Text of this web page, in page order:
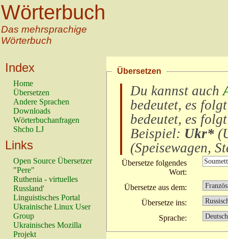
Wörterbuch
Das mehrsprachige
Wörterbuch
Index
Home
Übersetzen
Andere Sprachen
Downloads
Wörterbuchanfragen
Shcho LJ
Links
Open Source Übersetzer
"Pere"
Ruthenia - virtuelles
Russland'
Linguistisches Portal
Ukrainische Linux User
Group
Ukrainisches Mozilla
Projekt
Übersetzen
Du kannst auch
bedeutet, es
bedeutet, es
Beispiel: Ukr* (
(Speisewagen,
Übersetze folgendes
Wort:
Übersetze aus dem:
Übersetze ins:
Sprache: